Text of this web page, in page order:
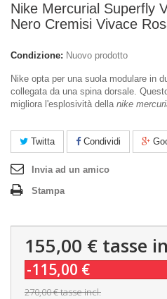
Nike Mercurial Superfly
Nero Cremisi Vivace
Condizione: Nuovo prodotto
Nike opta per una suola modulare in
collegata da una spina dorsale.
migliora l'esplosività della nike
Twitta Condividi
Invia ad un amico
Stampa
155,00 € tasse
-115,00 €
270,00 €tasse incl.